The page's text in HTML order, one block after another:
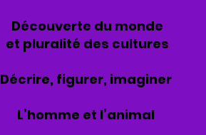
Découverte du monde
et pluralité des cultures
Décrire, figurer, imaginer
L’homme et l’animal